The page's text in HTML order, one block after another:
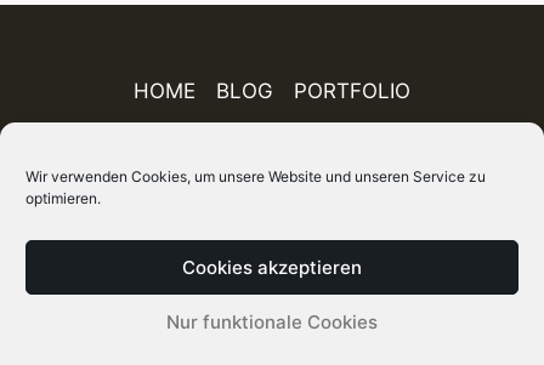
Wir verwenden Cookies, um unsere Website und unseren Service zu
optimieren.
Cookies akzeptieren
Nur funktionale Cookies
HOME BLOG PORTFOLIO
ÜBER MICH
FINEART-SHOP
SITEMAP
© 2026 Holger Rüdel DGPh – Fotograf, Autor und